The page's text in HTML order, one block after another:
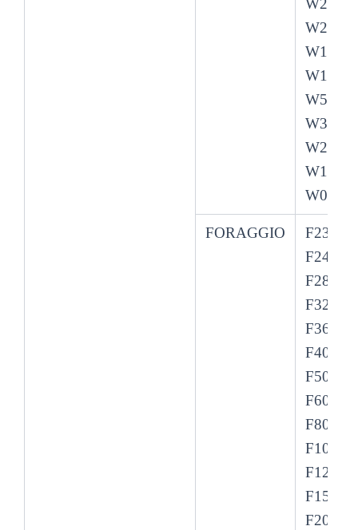
W28
W20
W14
W10
W5
W3.5
W2.5
W1.5
W0.5
FORAGGIO
F230
F240
F280
F320
F360
F400
F500
F600
F800
F1000
F1200
F1500
F2000#